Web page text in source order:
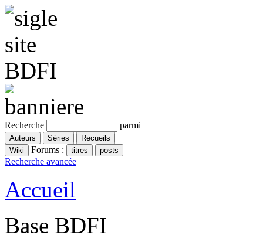
Recherche parmi
Forums :
Recherche avancée
Accueil
Base BDFI